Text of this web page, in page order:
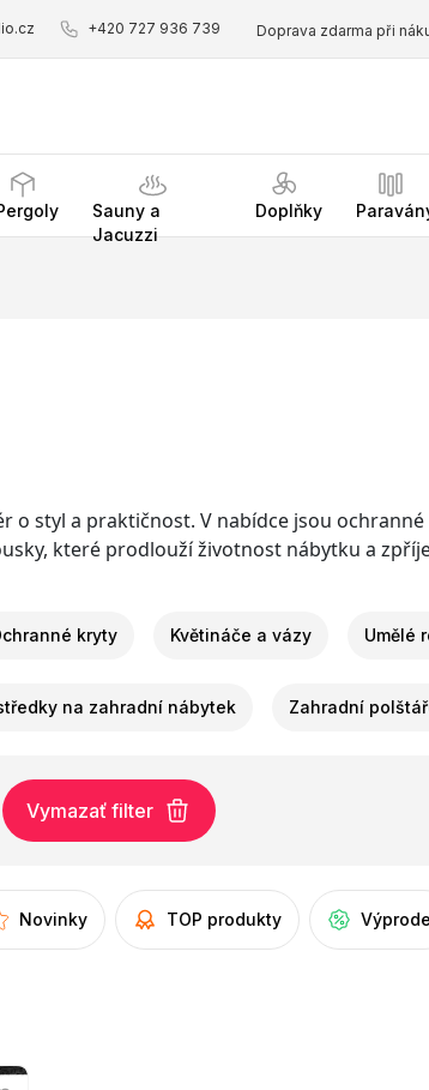
+420 727 936 739 Doprava zdarma při
Sauny a
Jacuzzi
Doplňky
o styl a praktičnost. V nabídce jsou
které prodlouží životnost nábytku a
kryty Květináče a vázy Umělé
na zahradní nábytek Zahradní
Vymazať filter
Novinky TOP produkty